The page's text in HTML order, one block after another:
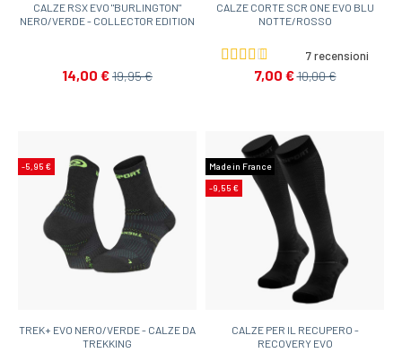
CALZE RSX EVO "BURLINGTON"
NERO/VERDE - COLLECTOR EDITION
14,00 €19,95 €
CALZE CORTE SCR ONE EVO BLU
NOTTE/ROSSO
7 recensioni
7,00 €10,00 €
-5,95 €
TREK+ EVO NERO/VERDE - CALZE DA
TREKKING
Made in France
-9,55 €
CALZE PER IL RECUPERO -
RECOVERY EVO